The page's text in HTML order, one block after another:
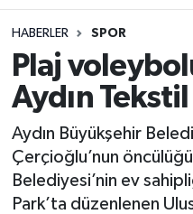
HABERLER SPOR
Plaj
Aydın
Aydın Büyükşehir
Çerçioğlu’nun
Belediyesi’nin ev
Park’ta düzenlenen
Gündem
Siyaset
Ekonomi
Yaşam
Eğitim
Aydın Hava Durumu
Aydin Namaz
Aydın Trafik
Süper Lig Puan
Tüm Manşetler